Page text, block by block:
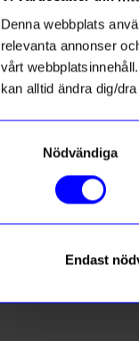
Denna webbplats
relevanta annonser
vårt
kan alltid ändra dig/
Nödvändiga
EndastRing